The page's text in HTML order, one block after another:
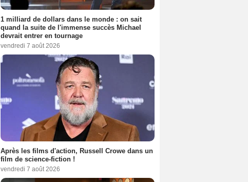
1 milliard de dollars dans le monde : on sait
quand la suite de l'immense succès Michael
devrait entrer en tournage
vendredi 7 août 2026
Après les films d'action, Russell Crowe dans un
film de science-fiction !
vendredi 7 août 2026